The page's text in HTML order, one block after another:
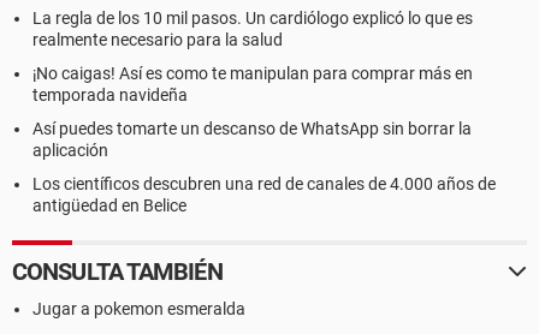
La regla de los 10 mil pasos. Un cardiólogo explicó lo que es
realmente necesario para la salud
¡No caigas! Así es como te manipulan para comprar más en
temporada navideña
Así puedes tomarte un descanso de WhatsApp sin borrar la
aplicación
Los científicos descubren una red de canales de 4.000 años de
antigüedad en Belice
CONSULTA TAMBIÉN
Jugar a pokemon esmeralda